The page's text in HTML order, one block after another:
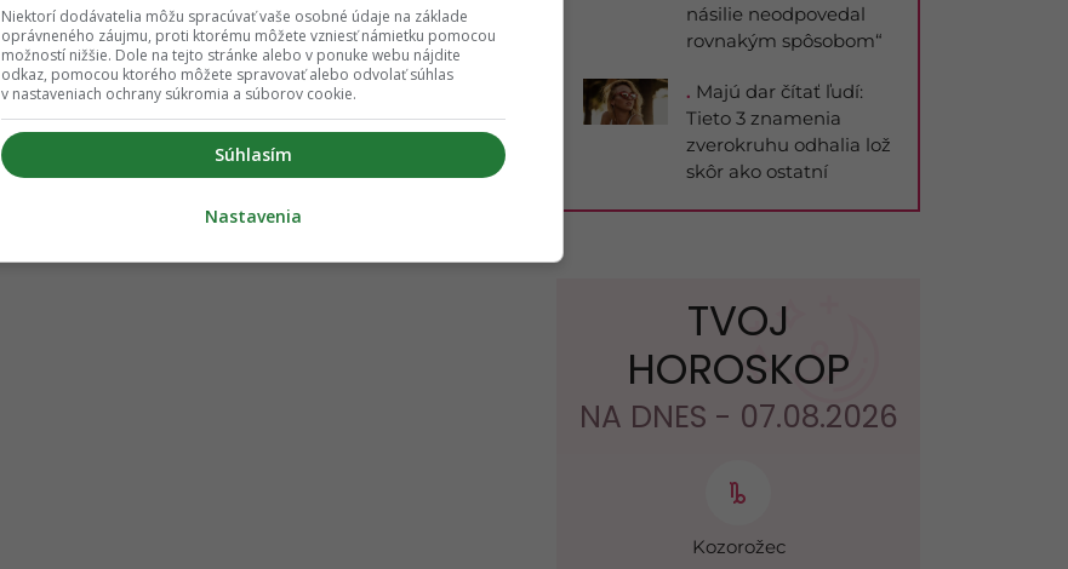
násilie neodpovedal
rovnakým spôsobom“
. Majú dar čítať ľudí:
Tieto 3 znamenia
zverokruhu odhalia lož
skôr ako ostatní
TVOJ
HOROSKOP
NA DNES - 07.08.2026
Kozorožec
Niektorí dodávatelia môžu spracúvať vaše osobné údaje na základe
oprávneného záujmu, proti ktorému môžete vzniesť námietku pomocou
možností nižšie. Dole na tejto stránke alebo v ponuke webu nájdite
odkaz, pomocou ktorého môžete spravovať alebo odvolať súhlas
v nastaveniach ochrany súkromia a súborov cookie.
Súhlasím
Nastavenia